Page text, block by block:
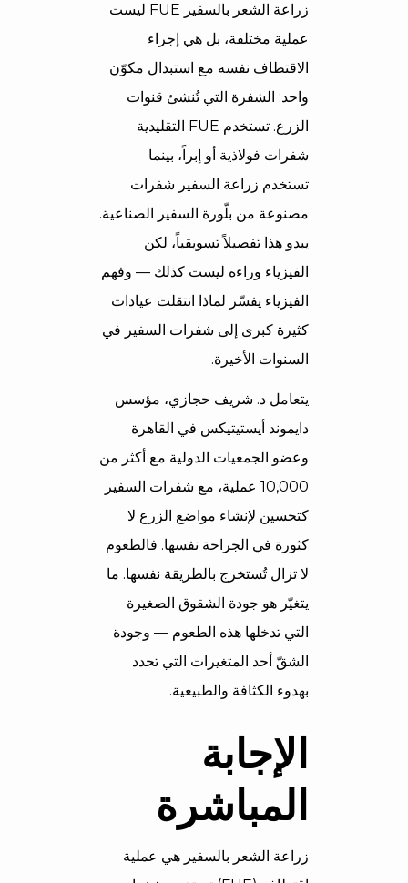
زراعة الشعر بالسفير FUE ليست
عملية مختلفة، بل هي إجراء
الاقتطاف نفسه مع استبدال مكوّن
واحد: الشفرة التي تُنشئ قنوات
الزرع. تستخدم FUE التقليدية
شفرات فولاذية أو إبراً، بينما
تستخدم زراعة السفير شفرات
مصنوعة من بلّورة السفير الصناعية.
يبدو هذا تفصيلاً تسويقياً، لكن
الفيزياء وراءه ليست كذلك — وفهم
الفيزياء يفسّر لماذا انتقلت عيادات
كثيرة كبرى إلى شفرات السفير في
السنوات الأخيرة.
يتعامل د. شريف حجازي، مؤسس
دايموند أيستيتيكس في القاهرة
وعضو الجمعيات الدولية مع أكثر من
10,000 عملية، مع شفرات السفير
كتحسين لإنشاء مواضع الزرع لا
كثورة في الجراحة نفسها. فالطعوم
لا تزال تُستخرج بالطريقة نفسها. ما
يتغيّر هو جودة الشقوق الصغيرة
التي تدخلها هذه الطعوم — وجودة
الشقّ أحد المتغيرات التي تحدد
بهدوء الكثافة والطبيعية.
الإجابة
المباشرة
زراعة الشعر بالسفير هي عملية